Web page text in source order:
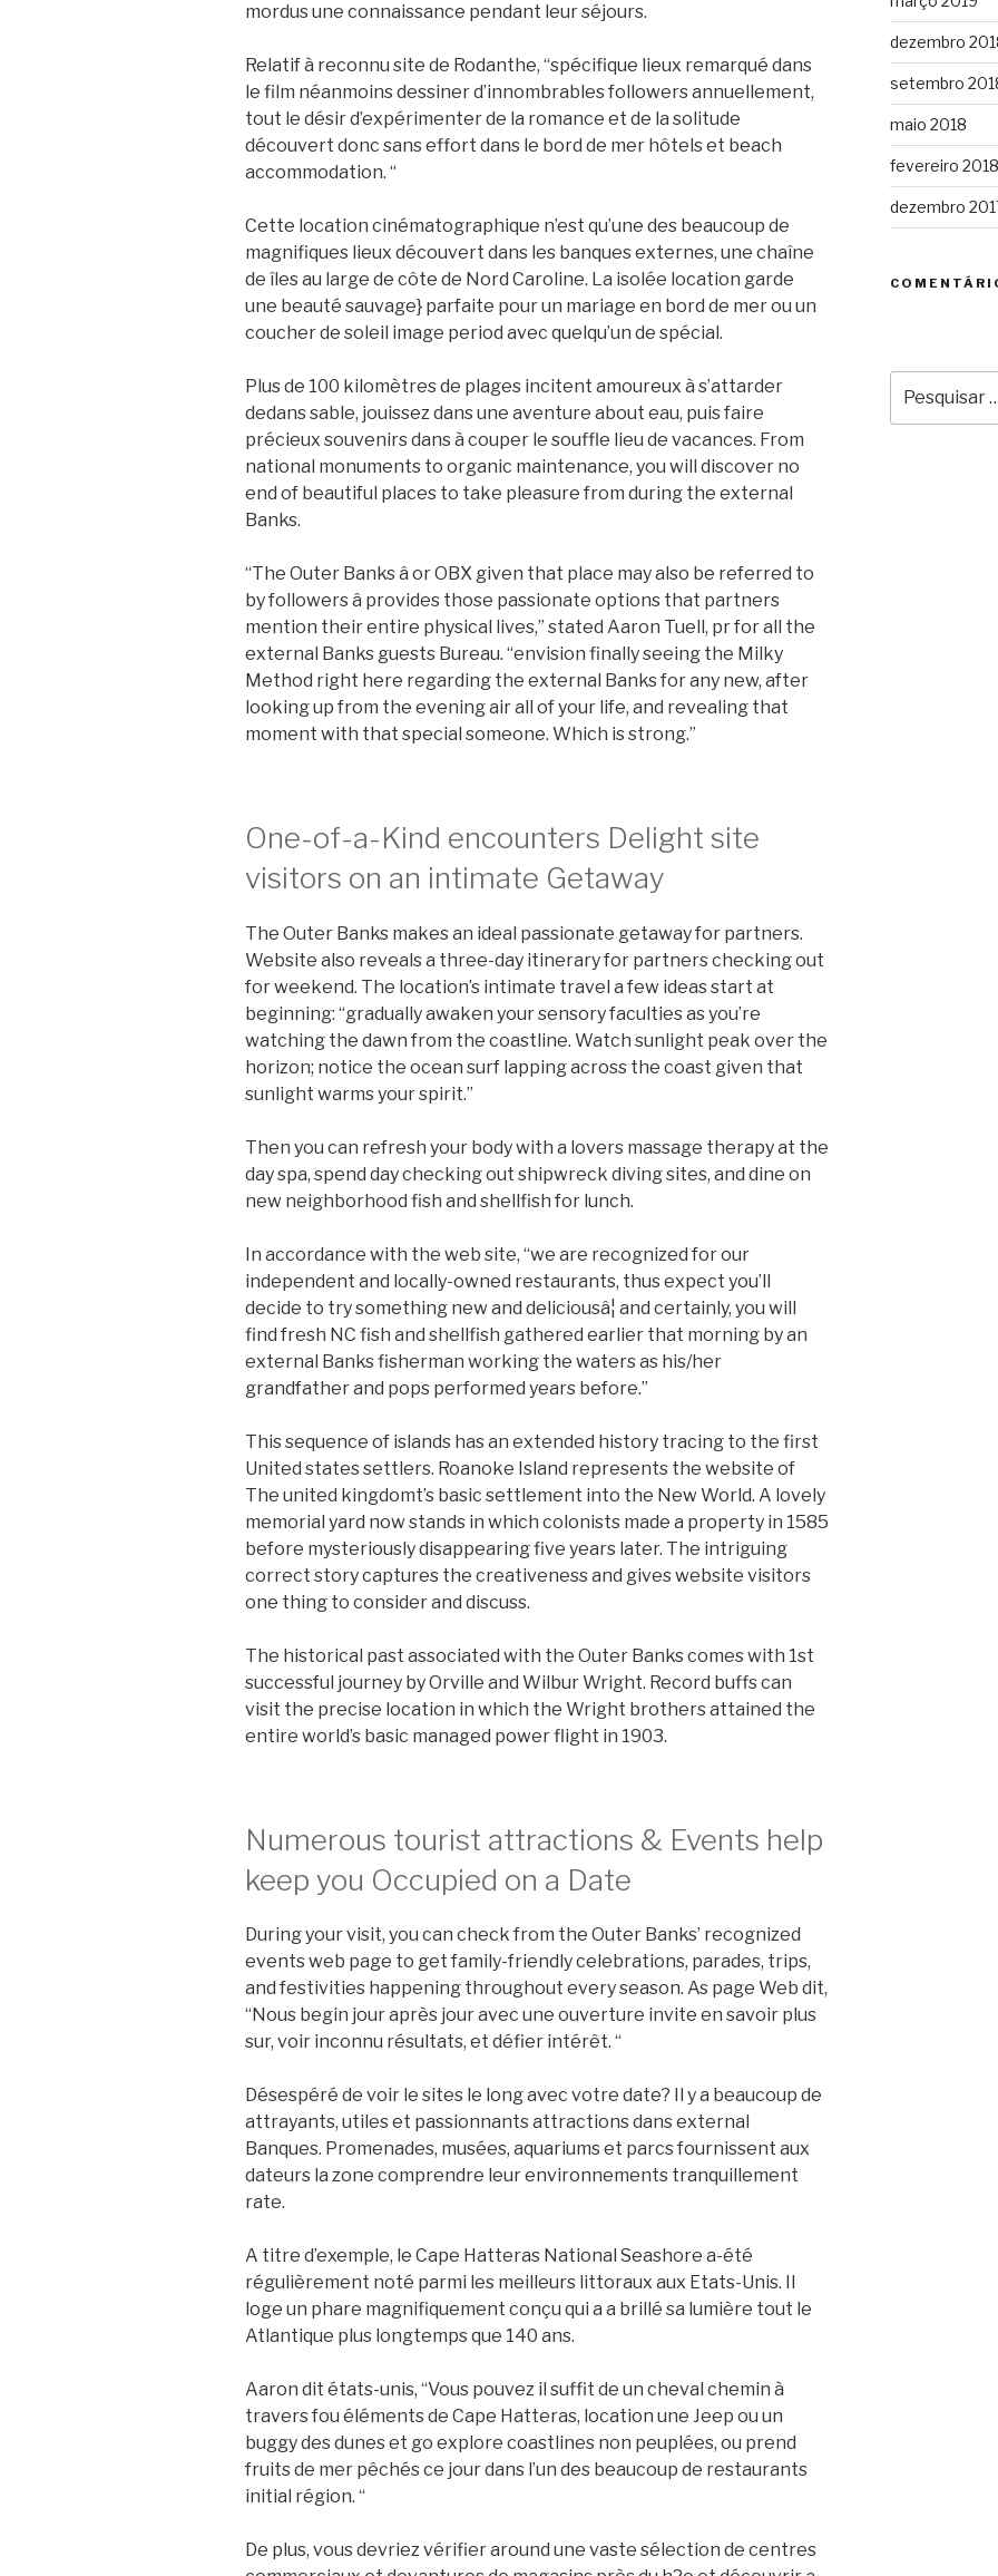
mordus une connaissance pendant leur séjours.
Relatif à reconnu site de Rodanthe, “spécifique lieux remarqué dans
le film néanmoins dessiner d’innombrables followers annuellement,
tout le désir d’expérimenter de la romance et de la solitude
découvert donc sans effort dans le bord de mer hôtels et beach
accommodation. “
Cette location cinématographique n’est qu’une des beaucoup de
magnifiques lieux découvert dans les banques externes, une chaîne
de îles au large de côte de Nord Caroline. La isolée location garde
une beauté sauvage} parfaite pour un mariage en bord de mer ou un
coucher de soleil image period avec quelqu’un de spécial.
Plus de 100 kilomètres de plages incitent amoureux à s’attarder
dedans sable, jouissez dans une aventure about eau, puis faire
précieux souvenirs dans à couper le souffle lieu de vacances. From
national monuments to organic maintenance, you will discover no
end of beautiful places to take pleasure from during the external
Banks.
“The Outer Banks â or OBX given that place may also be referred to
by followers â provides those passionate options that partners
mention their entire physical lives,” stated Aaron Tuell, pr for all the
external Banks guests Bureau. “envision finally seeing the Milky
Method right here regarding the external Banks for any new, after
looking up from the evening air all of your life, and revealing that
moment with that special someone. Which is strong.”
One-of-a-Kind encounters Delight site
visitors on an intimate Getaway
The Outer Banks makes an ideal passionate getaway for partners.
Website also reveals a three-day itinerary for partners checking out
for weekend. The location’s intimate travel a few ideas start at
beginning: “gradually awaken your sensory faculties as you’re
watching the dawn from the coastline. Watch sunlight peak over the
horizon; notice the ocean surf lapping across the coast given that
sunlight warms your spirit.”
Then you can refresh your body with a lovers massage therapy at the
day spa, spend day checking out shipwreck diving sites, and dine on
new neighborhood fish and shellfish for lunch.
In accordance with the web site, “we are recognized for our
independent and locally-owned restaurants, thus expect you’ll
decide to try something new and deliciousâ¦ and certainly, you will
find fresh NC fish and shellfish gathered earlier that morning by an
external Banks fisherman working the waters as his/her
grandfather and pops performed years before.”
This sequence of islands has an extended history tracing to the first
United states settlers. Roanoke Island represents the website of
The united kingdomt’s basic settlement into the New World. A lovely
memorial yard now stands in which colonists made a property in 1585
before mysteriously disappearing five years later. The intriguing
correct story captures the creativeness and gives website visitors
one thing to consider and discuss.
The historical past associated with the Outer Banks comes with 1st
successful journey by Orville and Wilbur Wright. Record buffs can
visit the precise location in which the Wright brothers attained the
entire world’s basic managed power flight in 1903.
Numerous tourist attractions & Events help
keep you Occupied on a Date
During your visit, you can check from the Outer Banks’ recognized
events web page to get family-friendly celebrations, parades, trips,
and festivities happening throughout every season. As page Web dit,
“Nous begin jour après jour avec une ouverture invite en savoir plus
sur, voir inconnu résultats, et défier intérêt. “
Désespéré de voir le sites le long avec votre date? Il y a beaucoup de
attrayants, utiles et passionnants attractions dans external
Banques. Promenades, musées, aquariums et parcs fournissent aux
dateurs la zone comprendre leur environnements tranquillement
rate.
A titre d’exemple, le Cape Hatteras National Seashore a-été
régulièrement noté parmi les meilleurs littoraux aux Etats-Unis. Il
loge un phare magnifiquement conçu qui a a brillé sa lumière tout le
Atlantique plus longtemps que 140 ans.
Aaron dit états-unis, “Vous pouvez il suffit de un cheval chemin à
travers fou éléments de Cape Hatteras, location une Jeep ou un
buggy des dunes et go explore coastlines non peuplées, ou prend
fruits de mer pêchés ce jour dans l’un des beaucoup de restaurants
initial région. “
De plus, vous devriez vérifier around une vaste sélection de centres
dezembro
setembro
maio 2018
fevereiro 2018
dezembro
por: